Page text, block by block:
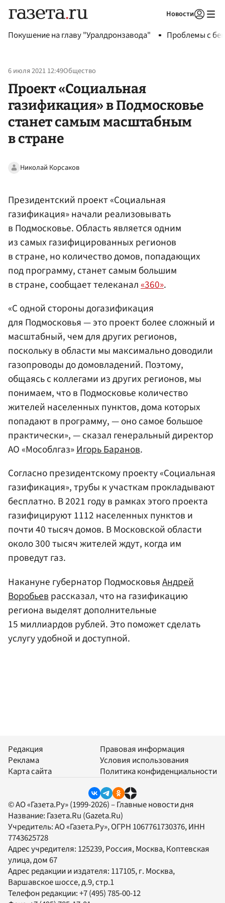
Новости
Покушение на главу "Уралдронзавода" Проблемы с
6 июля 2021 12:49Общество
Проект «Социальная
газификация» в Подмосковье
станет самым масштабным
в стране
Николай Корсаков
Президентский проект «Социальная
газификация» начали реализовывать
в Подмосковье. Область является одним
из самых газифицированных регионов
в стране, но количество домов, попадающих
под программу, станет самым большим
в стране, сообщает телеканал«360».
«С одной стороны догазификация
для Подмосковья — это проект более сложный и
масштабный, чем для других регионов,
поскольку в области мы максимально доводили
газопроводы до домовладений. Поэтому,
общаясь с коллегами из других регионов, мы
понимаем, что в Подмосковье количество
жителей населенных пунктов, дома которых
попадают в программу, — оно самое большое
практически», — сказал генеральный директор
АО «Мособлгаз»Игорь Баранов.
Согласно президентскому проекту «Социальная
газификация», трубы к участкам прокладывают
бесплатно. В 2021 году в рамках этого проекта
газифицируют 1112 населенных пунктов и
почти 40 тысяч домов. В Московской области
около 300 тысяч жителей ждут, когда им
проведут газ.
Накануне губернатор ПодмосковьяАндрей
Воробьев рассказал, что на газификацию
региона выделят дополнительные
15 миллиардов рублей. Это поможет сделать
услугу удобной и доступной.
Редакция
Реклама
Карта сайта
Правовая информация
Условия использования
Политика конфиденциальности
© АО «Газета.Ру» (1999-2026) – Главные новости дня
Название: Газета.Ru (Gazeta.Ru)
Учредитель:АО «Газета.Ру», ОГРН 1067761730376, ИНН
7743625728
Адрес учредителя: 125239, Россия, Москва, Коптевская
улица, дом 67
Адрес редакции и издателя: 117105, г. Москва,
Варшавское шоссе, д.9, стр.1
Телефон редакции:+7 (495) 785-00-12